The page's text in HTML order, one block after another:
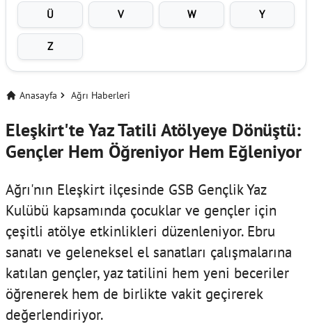
Ü V W Y
Z
Anasayfa Ağrı Haberleri
Eleşkirt'te Yaz Tatili Atölyeye Dönüştü:
Gençler Hem Öğreniyor Hem Eğleniyor
Ağrı'nın Eleşkirt ilçesinde GSB Gençlik Yaz
Kulübü kapsamında çocuklar ve gençler için
çeşitli atölye etkinlikleri düzenleniyor. Ebru
sanatı ve geleneksel el sanatları çalışmalarına
katılan gençler, yaz tatilini hem yeni beceriler
öğrenerek hem de birlikte vakit geçirerek
değerlendiriyor.